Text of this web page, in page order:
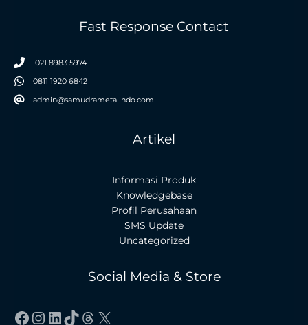
Fast Response Contact
021 8983 5974
0811 1920 6842
admin@samudrametalindo.com
Artikel
Informasi Produk
Knowledgebase
Profil Perusahaan
SMS Update
Uncategorized
Social Media & Store
Facebook
Instagram
LinkedIn
TikTok
Threads
X